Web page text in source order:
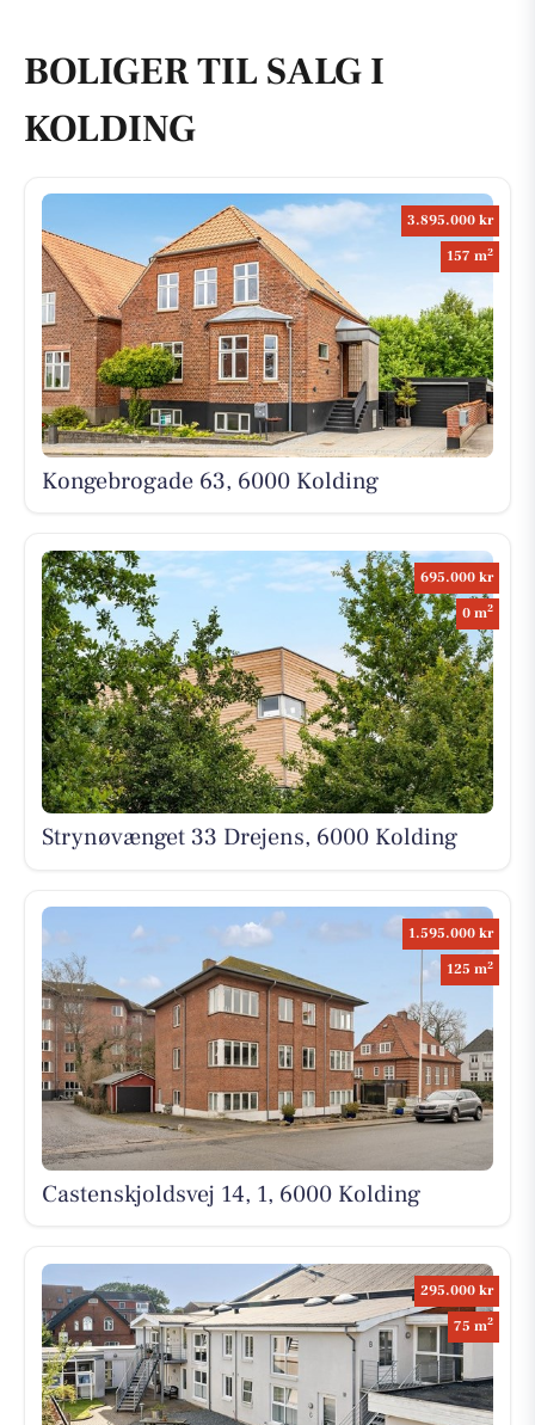
BOLIGER TIL SALG I
KOLDING
3.895.000 kr
157 m2
Kongebrogade 63, 6000 Kolding
695.000 kr
0 m2
Strynøvænget 33 Drejens, 6000 Kolding
1.595.000 kr
125 m2
Castenskjoldsvej 14, 1, 6000 Kolding
295.000 kr
75 m2